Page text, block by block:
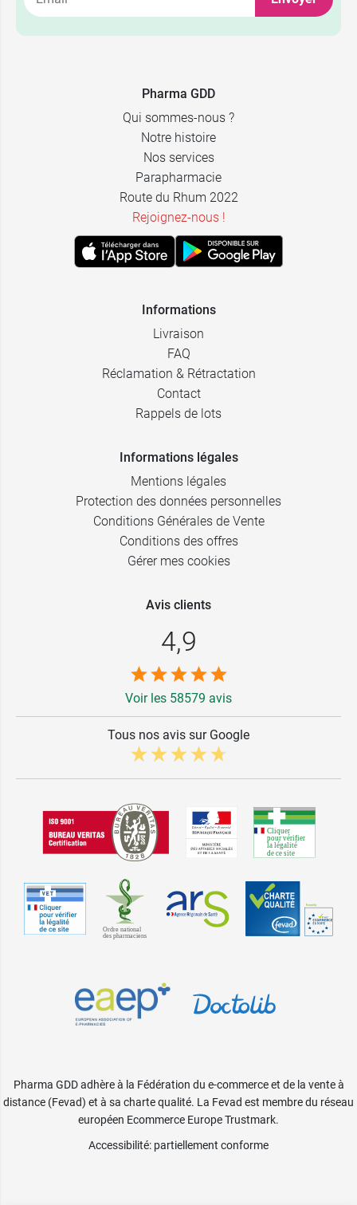
Pharma GDD
Qui sommes-nous ?
Notre histoire
Nos services
Parapharmacie
Route du Rhum 2022
Rejoignez-nous !
Informations
Livraison
FAQ
Réclamation & Rétractation
Contact
Rappels de lots
Informations légales
Mentions légales
Protection des données personnelles
Conditions Générales de Vente
Conditions des offres
Gérer mes cookies
Avis clients
4,9
Voir les 58579 avis
Tous nos avis sur Google
Pharma GDD adhère à la Fédération du e-commerce et de la vente à
distance (Fevad) et à sa charte qualité. La Fevad est membre du réseau
européen Ecommerce Europe Trustmark.
Accessibilité: partiellement conforme